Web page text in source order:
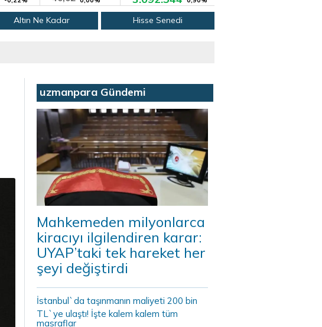
Altın Ne Kadar Hisse Senedi
uzmanpara Gündemi
Mahkemeden milyonlarca
kiracıyı ilgilendiren karar:
UYAP’taki tek hareket her
şeyi değiştirdi
İstanbul`da taşınmanın maliyeti 200 bin
TL`ye ulaştı! İşte kalem kalem tüm
masraflar